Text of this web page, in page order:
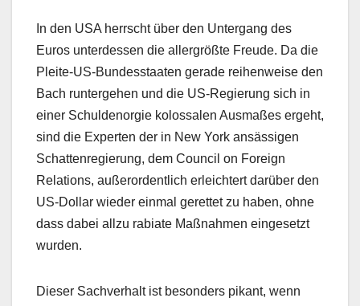
In den USA herrscht über den Untergang des
Euros unterdessen die allergrößte Freude. Da die
Pleite-US-Bundesstaaten gerade reihenweise den
Bach runtergehen und die US-Regierung sich in
einer Schuldenorgie kolossalen Ausmaßes ergeht,
sind die Experten der in New York ansässigen
Schattenregierung, dem Council on Foreign
Relations, außerordentlich erleichtert darüber den
US-Dollar wieder einmal gerettet zu haben, ohne
dass dabei allzu rabiate Maßnahmen eingesetzt
wurden.
Dieser Sachverhalt ist besonders pikant, wenn